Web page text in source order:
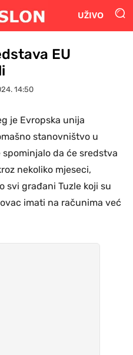
UŽIVO
EU
14:50
je Evropska unija
stanovništvo u
spominjalo da će sredstva
nekoliko mjeseci,
svi građani Tuzle koji su
imati na računima već